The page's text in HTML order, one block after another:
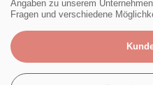
Angaben zu unserem
Fragen und verschiedene